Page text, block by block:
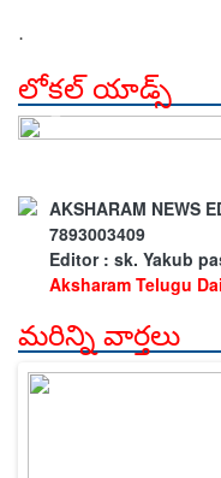
.
లోకల్ యాడ్స్
AKSHARAM NEWS
7893003409
Editor : sk. Yakub
Aksharam Telugu
మరిన్ని వార్తలు